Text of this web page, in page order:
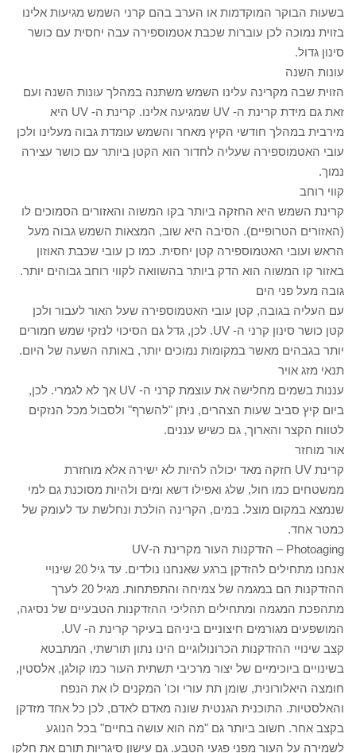
בשעות הבוקר המוקדמות או הערב בהם קרני השמש מגיעות אלינו
בזוית נמוכה לכן עוברות שכבת אטמוספירה עבה יחסית עם כושר
סינון גדול.
עונות השנה
הזוית שבה מקרינה עלינו השמש משתנה במהלך עונות השנה ועם
זאת גם מידת קרינת ה- UV שמגיעה אלינו. קרינת ה- UV היא
מירבית במהלך חודשי הקיץ מאחר והשמש עומדת גבוה מעלינו ולכן
עובי האטמוספירה שעליה לחדור הוא הקטן ביותר עם כושר עצירה
נמוך.
קווי רוחב
קרינת השמש היא החזקה ביותר בקו המשוה והאזורים הסמוכים לו
(האזורים הטרופיים). הסיבה היא שוב, המצאות השמש גבוה מעל
הראש ועובי האטמוספירה קטן יחסית. כמו כן עובי שכבת האוזון
באזור קו המשוה הוא הדק ביותר בהשוואה לקווי רוחב גבוהים יותר.
גובה מעל פני הים
עם העליה בגובה, קטן עובי האטמוספירה שעל האור לעבור ולכן
קטן כושר סינון קרני ה- UV. לכן, גדל גם הסיכוי לנזקי שמש חמורים
יותר בגבהים מאשר במקומות נמוכים יותר, באותה השעה של היום.
תנאי מזג אויר
עננות בשמים מחלישה את עוצמת קרני ה- UV אך לא לגמרי. לכן,
ביום קיץ סביב שעות הצהרים, ניתן "להשרף" ולסבול מכל הנזקים
לטווח הקצר והארוך, גם כשיש עננים.
אור מוחזר
קרינת UV חזקה מאד יכולה להיות לא ישירה אלא מוחזרת
ממשטחים כמו חול, שלג ואפילו דשא ומים ולהיות מסוכנת גם למי
שנמצא במקום מוצל. במים, הקרינה הולכת ונחלשת עד לעומק של
כמטר אחד.
Photoaging – הזדקנות העור מקרינת ה-UV
אנחנו מתחילים להזדקן ברגע שאנחנו נולדים. עד גיל 20 שינויי
ההזדקנות הם במגמה של צמיחה והתפתחות. מגיל 20 לערך
מתהפכת המגמה ומתחילים תהליכי ההזדקנות הטבעיים של נסיגה,
המושפעים מגורמים חיצוניים ביניהם בעיקר קרינת ה- UV.
קצב שינויי ההזדקנות הכרונולוגיים הינו נתון תורשתי, המתבטא
בשינויים ביוכימיים של יצור מרכיבי תשתית העור כמו קולגן, אלסטין,
חומצה היאלורונית, שומן תת עורי וכו' המקנים לו את הנפח
והאלסטיות. התוכנית הגנטית שונה מאדם לאדם, לכן כל אחד מזדקן
בקצב אחר. חשוב ביותר גם "מה הוא עושה בחיים" בכל הנוגע
לשמירה על העור מפני פגעי הטבע. גם עישון סיגריות תורם את חלקו